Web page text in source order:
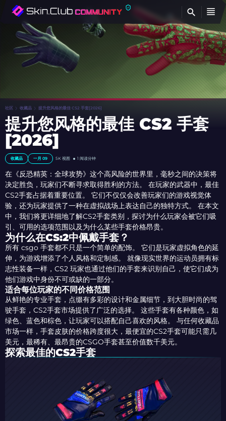
社区 收藏品 提升您风格的最佳 CS2 手套[2026]
提升您风格的最佳 CS2 手套
[2026]
收藏品 一月 09 5K 视图 1 阅读分钟
在《反恐精英：全球攻势》这个高风险的世界里，毫秒之间的决策将
决定胜负，玩家们不断寻求取得胜利的方法。 在玩家的武器中，最佳
CS2手套占据着重要位置。 它们不仅仅会改善玩家们的游戏视觉体
验，还为玩家提供了一种在虚拟战场上表达自己的独特方式。 在本文
中，我们将更详细地了解CS2手套类别，探讨为什么玩家会被它们吸
引、可用的选项范围以及为什么某些手套价格昂贵。
为什么在CS:2中佩戴手套？
所有 csgo 手套都不只是一个简单的配饰。 它们是玩家虚拟角色的延
伸，为游戏增添了个人风格和定制感。 就像现实世界的运动员拥有标
志性装备一样，CS2 玩家也通过他们的手套来识别自己，使它们成为
他们游戏中身份不可或缺的一部分。
适合每位玩家的不同价格范围
从鲜艳的专业手套，点缀有多彩的设计和金属细节，到大胆时尚的驾
驶手套，CS2手套市场提供了广泛的选择。 这些手套有各种颜色，如
绿色、蓝色和棕色，让玩家可以搭配自己喜欢的风格。 与任何收藏品
市场一样，手套皮肤的价格跨度很大，最便宜的CS2手套可能只需几
美元，最稀有、最昂贵的CSGO手套甚至价值数千美元。
探索最佳的CS2手套